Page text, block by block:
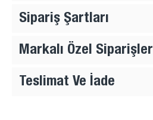
Sipariş Şartları
Markalı Özel Siparişler
Teslimat Ve İade